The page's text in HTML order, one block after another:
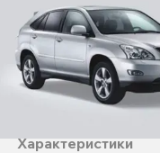
Характеристики